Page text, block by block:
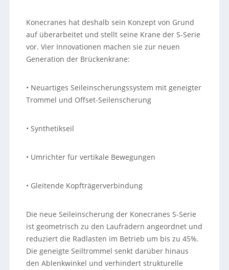
Konecranes hat deshalb sein Konzept von Grund
auf überarbeitet und stellt seine Krane der S-Serie
vor. Vier Innovationen machen sie zur neuen
Generation der Brückenkrane:
• Neuartiges Seileinscherungssystem mit geneigter
Trommel und Offset-Seilenscherung
• Synthetikseil
• Umrichter für vertikale Bewegungen
• Gleitende Kopfträgerverbindung
Die neue Seileinscherung der Konecranes S-Serie
ist geometrisch zu den Laufrädern angeordnet und
reduziert die Radlasten im Betrieb um bis zu 45%.
Die geneigte Seiltrommel senkt darüber hinaus
den Ablenkwinkel und verhindert strukturelle